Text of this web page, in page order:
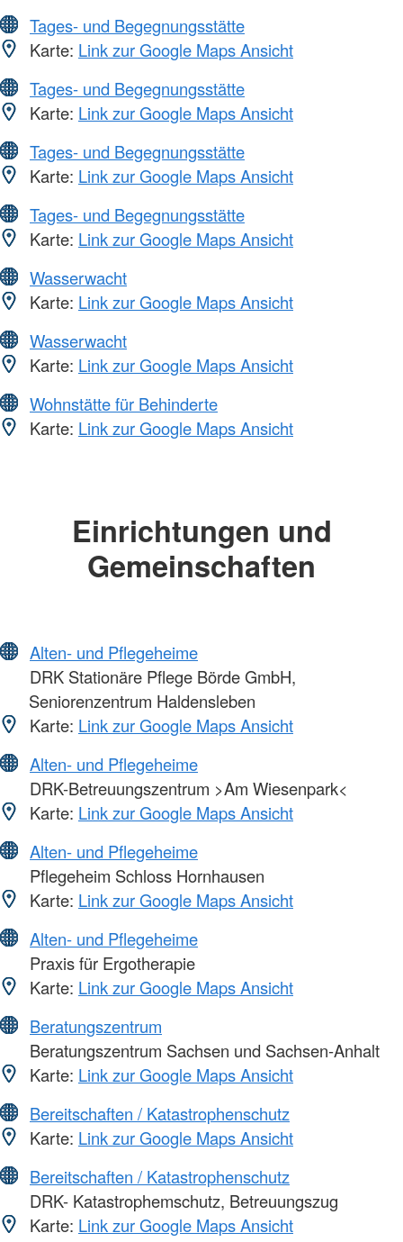
Tages- und Begegnungsstätte
Karte: Link zur Google Maps Ansicht
Tages- und Begegnungsstätte
Karte: Link zur Google Maps Ansicht
Tages- und Begegnungsstätte
Karte: Link zur Google Maps Ansicht
Tages- und Begegnungsstätte
Karte: Link zur Google Maps Ansicht
Wasserwacht
Karte: Link zur Google Maps Ansicht
Wasserwacht
Karte: Link zur Google Maps Ansicht
Wohnstätte für Behinderte
Karte: Link zur Google Maps Ansicht
Einrichtungen und
Gemeinschaften
Alten- und Pflegeheime
DRK Stationäre Pflege Börde GmbH,
Seniorenzentrum Haldensleben
Karte: Link zur Google Maps Ansicht
Alten- und Pflegeheime
DRK-Betreuungszentrum >Am Wiesenpark<
Karte: Link zur Google Maps Ansicht
Alten- und Pflegeheime
Pflegeheim Schloss Hornhausen
Karte: Link zur Google Maps Ansicht
Alten- und Pflegeheime
Praxis für Ergotherapie
Karte: Link zur Google Maps Ansicht
Beratungszentrum
Beratungszentrum Sachsen und Sachsen-Anhalt
Karte: Link zur Google Maps Ansicht
Bereitschaften / Katastrophenschutz
Karte: Link zur Google Maps Ansicht
Bereitschaften / Katastrophenschutz
DRK- Katastrophemschutz, Betreuungszug
Karte: Link zur Google Maps Ansicht